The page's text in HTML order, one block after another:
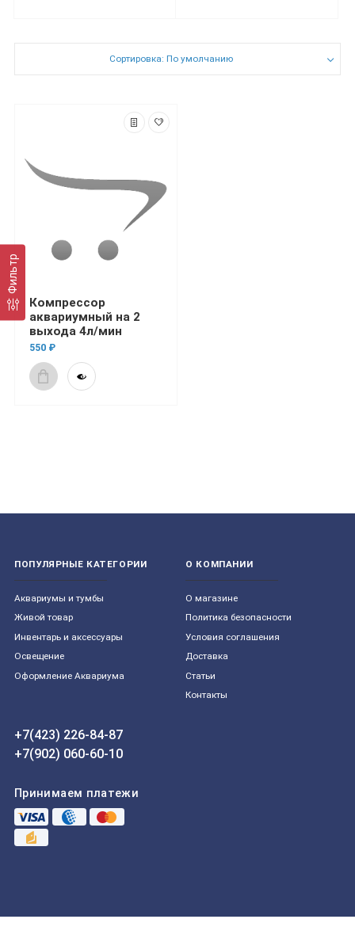
Фильтр
Сортировка: По умолчанию
Компрессор
аквариумный на 2
выхода 4л/мин
550 ₽
ПОПУЛЯРНЫЕ КАТЕГОРИИ
Aквариумы и тумбы
Живой товар
Инвентарь и аксессуары
Освещение
Оформление Аквариума
О КОМПАНИИ
О магазине
Политика безопасности
Условия соглашения
Доставка
Статьи
Контакты
+7(423) 226-84-87
+7(902) 060-60-10
Принимаем платежи